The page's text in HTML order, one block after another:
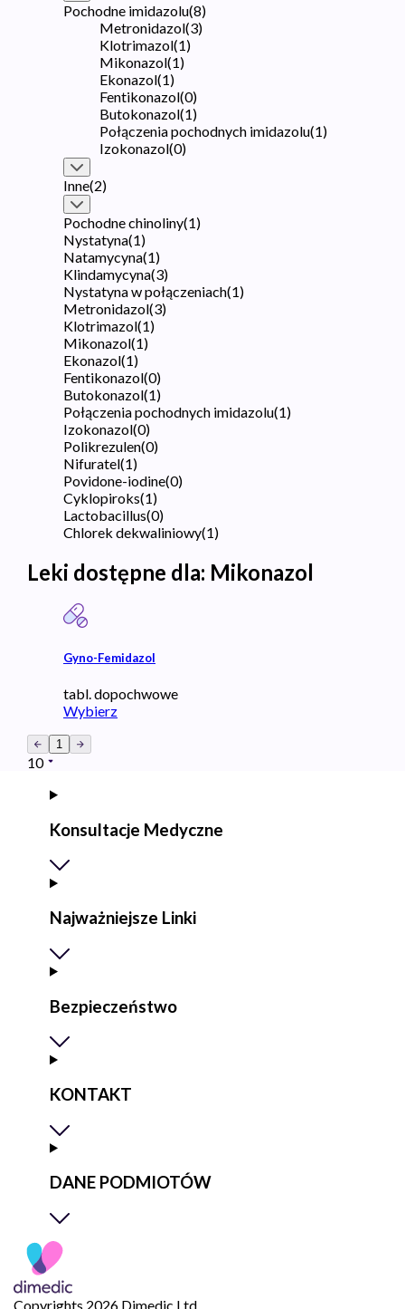
Pochodne imidazolu(8)
Metronidazol(3)
Klotrimazol(1)
Mikonazol(1)
Ekonazol(1)
Fentikonazol(0)
Butokonazol(1)
Połączenia pochodnych imidazolu(1)
Izokonazol(0)
Inne(2)
Pochodne chinoliny(1)
Nystatyna(1)
Natamycyna(1)
Klindamycyna(3)
Nystatyna w połączeniach(1)
Metronidazol(3)
Klotrimazol(1)
Mikonazol(1)
Ekonazol(1)
Fentikonazol(0)
Butokonazol(1)
Połączenia pochodnych imidazolu(1)
Izokonazol(0)
Polikrezulen(0)
Nifuratel(1)
Povidone-iodine(0)
Cyklopiroks(1)
Lactobacillus(0)
Chlorek dekwaliniowy(1)
Leki dostępne dla: Mikonazol
Gyno-Femidazol
tabl. dopochwowe
Wybierz
1
10
Konsultacje Medyczne
Najważniejsze Linki
Bezpieczeństwo
KONTAKT
DANE PODMIOTÓW
Copyrights 2026 Dimedic Ltd